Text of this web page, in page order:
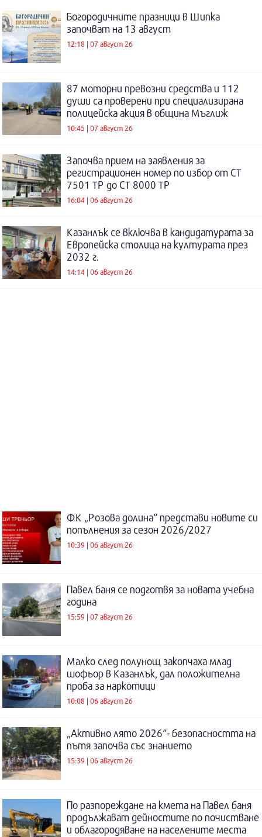
Богородичните празници в Шипка
започват на 13 август
12:18 | 07 август 26
87 моторни превозни средства и 112
души са проверени при специализирана
полицейска акция в община Мъглиж
10:45 | 07 август 26
Започва прием на заявления за
регистрационен номер по избор от СТ
7501 ТР до СТ 8000 ТР
16:04 | 06 август 26
Казанлък се включва в кандидатурата за
Европейска столица на културата през
2032 г.
14:14 | 06 август 26
ФК „Розова долина“ представи новите си
попълнения за сезон 2026/2027
10:39 | 06 август 26
Павел баня се подготвя за новата учебна
година
15:59 | 07 август 26
Малко след полунощ закопчаха млад
шофьор в Казанлък, дал положителна
проба за наркотици
10:08 | 06 август 26
„Активно лято 2026“- безопасността на
пътя започва със знанието
15:39 | 06 август 26
По разпореждане на кмета на Павел баня
продължават дейностите по почистване
и облагородяване на населените места